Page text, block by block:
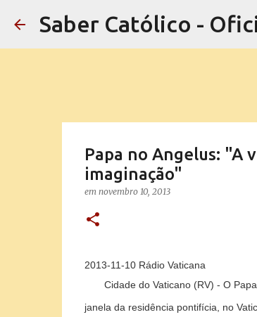
Saber Católico -
Papa no Angelus: "A
imaginação"
em novembro 10, 2013
2013-11-10 Rádio Vaticana
Cidade do Vaticano (RV) - O
janela da residência pontifícia, no